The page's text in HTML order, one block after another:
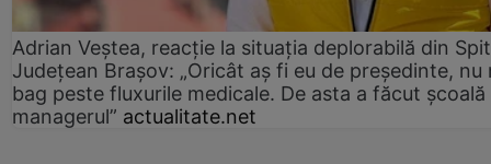
Adrian Veștea, reacție la situația deplorabilă din
Județean Brașov: „Oricât aș fi eu de președinte, nu
bag peste fluxurile medicale. De asta a făcut școală
managerul” actualitate.net